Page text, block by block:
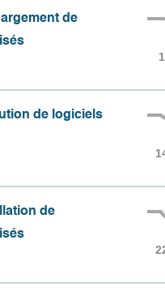
de
de logiciels
de